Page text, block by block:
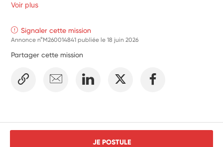
les différents publics du lieu
Voir plus
Signaler cette mission
Annonce n°M260014841 publiée le18 juin 2026
Partager cette mission
JE POSTULE